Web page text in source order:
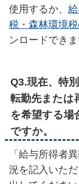
使用するか、
税・森林環境
ンロードできま
Q3.現在、特
転勤先または
を希望する場
ですか。
「給与所得者
況を記入いた